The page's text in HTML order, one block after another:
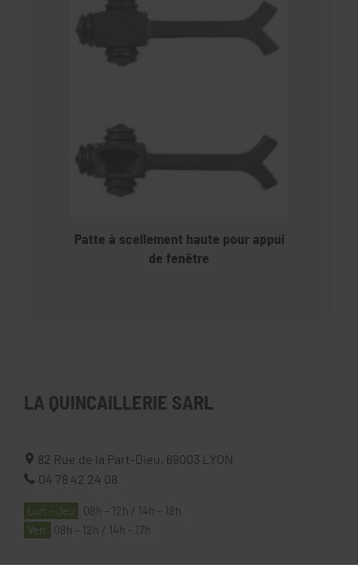
Patte à scellement haute pour appui
de fenêtre
LA QUINCAILLERIE SARL
82 Rue de la Part-Dieu, 69003
LYON
04 78 42 24 08
Lun - Jeu
08h - 12h / 14h - 18h
Ven
08h - 12h / 14h - 17h